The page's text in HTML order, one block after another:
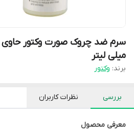
میلی لیتر
برند: وکتور
بررسی نظرات کاربران
معرفی محصول